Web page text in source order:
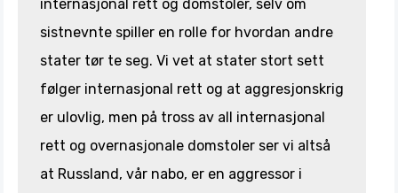
internasjonal rett og domstoler, selv om
sistnevnte spiller en rolle for hvordan andre
stater tør te seg. Vi vet at stater stort sett
følger internasjonal rett og at aggresjonskrig
er ulovlig, men på tross av all internasjonal
rett og overnasjonale domstoler ser vi altså
at Russland, vår nabo, er en aggressor i